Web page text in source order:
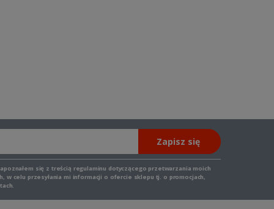
Zapisz się
się z treścią regulaminu dotyczącego przetwarzania moich
w celu przesyłania mi informacji o ofercie sklepu tj. o promocjach,